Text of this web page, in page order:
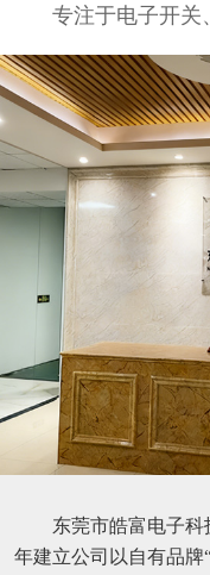
专注于电子开关
东莞市皓富电子科技
年建立公司以自有品